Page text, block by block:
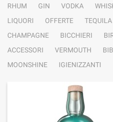
RHUM GIN VODKA
LIQUORI
OFFERTE TEQUILA
CHAMPAGNE
BICCHIERI
ACCESSORI
VERMOUTH
MOONSHINE
IGIENIZZANTI